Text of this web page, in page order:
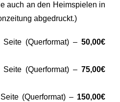
auch an den Heimspielen in
abgedruckt.)
(Querformat) – 50,00€
(Querformat) – 75,00€
(Querformat) – 150,00€